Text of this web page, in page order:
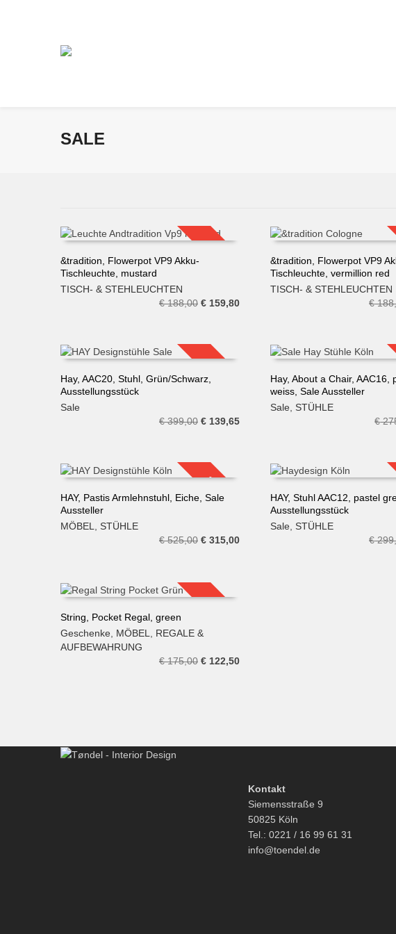
SALE
SALE!
&tradition, Flowerpot VP9 Akku-
Tischleuchte, mustard
TISCH- & STEHLEUCHTEN
€188,00 Ursprünglicher
€ 188,00
€159,80Aktueller
€ 159,80.
&tradition, Flowerpot VP9
Tischleuchte, vermillion red
TISCH- & STEHLEUCHTEN
€
SALE!
Hay, AAC20, Stuhl, Grün/Schwarz,
Ausstellungsstück
Sale
€399,00 Ursprünglicher
€ 399,00
€139,65Aktueller
€ 139,65.
IN DEN WARENKORB
Hay, About a Chair, AAC16,
weiss, Sale Aussteller
Sale, STÜHLE
€
SALE!
IN DEN WARENKORB
HAY, Pastis Armlehnstuhl, Eiche, Sale
Aussteller
MÖBEL
STÜHLE
€525,00 Ursprünglicher
€ 525,00
€315,00Aktueller
IN DEN WARENKORB
HAY, Stuhl AAC12, pastel
Ausstellungsstück
Sale STÜHLE
€
SALE!
IN DEN WARENKORB
String, Pocket Regal, green
Geschenke MÖBEL
REGALE &
AUFBEWAHRUNG
€175,00 Ursprünglicher
€122,50Aktueller
Kontakt
Siemensstraße 9
50825 Köln
Tel.: 0221 / 16 99 61 31
info@toendel.de